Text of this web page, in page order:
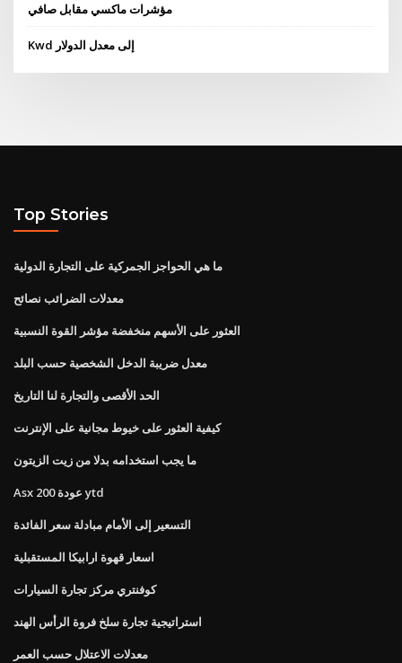
مؤشرات ماكسي مقابل صافي
Kwd إلى معدل الدولار
Top Stories
ما هي الحواجز الجمركية على التجارة الدولية
معدلات الضرائب نصائح
العثور على الأسهم منخفضة مؤشر القوة النسبية
معدل ضريبة الدخل الشخصية حسب البلد
الحد الأقصى والتجارة لنا التاريخ
كيفية العثور على خيوط مجانية على الإنترنت
ما يجب استخدامه بدلا من زيت الزيتون
Asx 200 عودة ytd
التسعير إلى الأمام مبادلة سعر الفائدة
اسعار قهوة ارابيكا المستقبلية
كوفنتري مركز تجارة السيارات
استراتيجية تجارة سلخ فروة الرأس الهند
معدلات الاعتلال حسب العمر